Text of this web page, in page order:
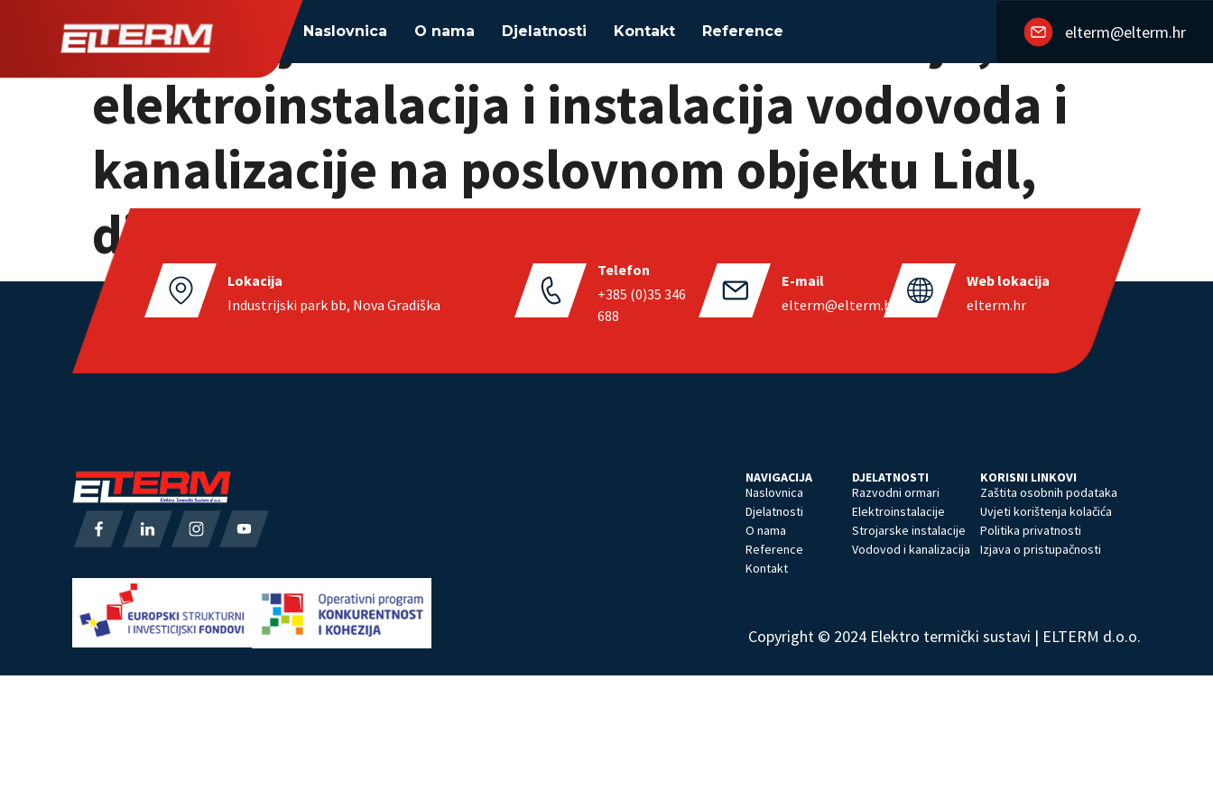
Naslovnica O nama Djelatnosti Kontakt Reference elterm@elterm.hr
Izvođenje termo tehničkih instalacija,
elektroinstalacija i instalacija vodovoda i
kanalizacije na poslovnom objektu Lidl,
diskontna trgovina prehrane u Pazinu.
Lokacija
Industrijski park bb, Nova Gradiška
Telefon
+385 (0)35 346
688
E-mail
elterm@elterm.hr
Web lokacija
elterm.hr
NAVIGACIJA
Naslovnica
Djelatnosti
O nama
Reference
Kontakt
DJELATNOSTI
Razvodni ormari
Elektroinstalacije
Strojarske instalacije
Vodovod i kanalizacija
KORISNI LINKOVI
Zaštita osobnih podataka
Uvjeti korištenja kolačića
Politika privatnosti
Izjava o pristupačnosti
Copyright © 2024 Elektro termički sustavi | ELTERM d.o.o.